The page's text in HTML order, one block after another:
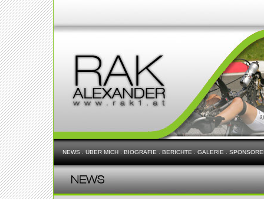
NEWS ÜBER MICH BIOGRAFIE BERICHTE GALERIE